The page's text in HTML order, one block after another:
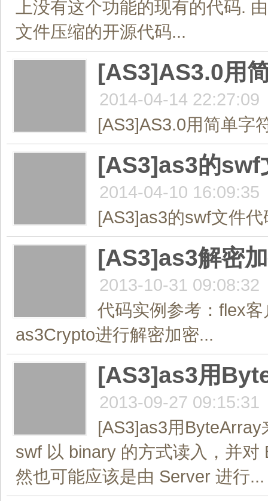
上没有这个功能的现有的代码.
文件压缩的开源代码...
[AS3]AS3.0用
2014-04-14 22:27:09
[AS3]AS3.0用简单字
[AS3]as3的swf
2014-04-10 16:09:35
[AS3]as3的swf文件
[AS3]as3解密
2013-10-31 09:08:32
代码实例参考：flex
as3Crypto进行解密加密...
[AS3]as3用
2013-09-27 09:15:31
[AS3]as3用
swf 以 binary 的方式读入，并
然也可能应该是由 Server 进行...